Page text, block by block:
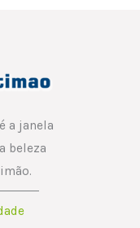
a janela
beleza